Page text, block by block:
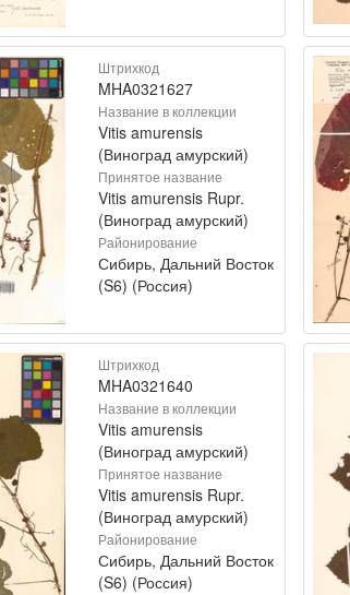
Штрихкод
MHA0321627
Название в коллекции
Vitis amurensis
(Виноград амурский)
Принятое название
Vitis amurensis Rupr.
(Виноград амурский)
Районирование
Сибирь, Дальний Восток
(S6) (Россия)
Штрихкод
MHA0321640
Название в коллекции
Vitis amurensis
(Виноград амурский)
Принятое название
Vitis amurensis Rupr.
(Виноград амурский)
Районирование
Сибирь, Дальний Восток
(S6) (Россия)